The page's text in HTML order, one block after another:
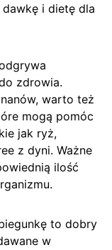
i dietę dla
zdrowia.
warto też
mogą pomóc
jak ryż,
z dyni. Ważne
ilość
to dobry
w